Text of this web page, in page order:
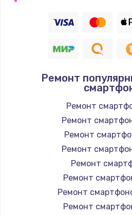
Ремонт
Ремонт
Ремонт
Ремонт
Ремонт
Ремонт
Ремонт
Ремонт
Ремонт